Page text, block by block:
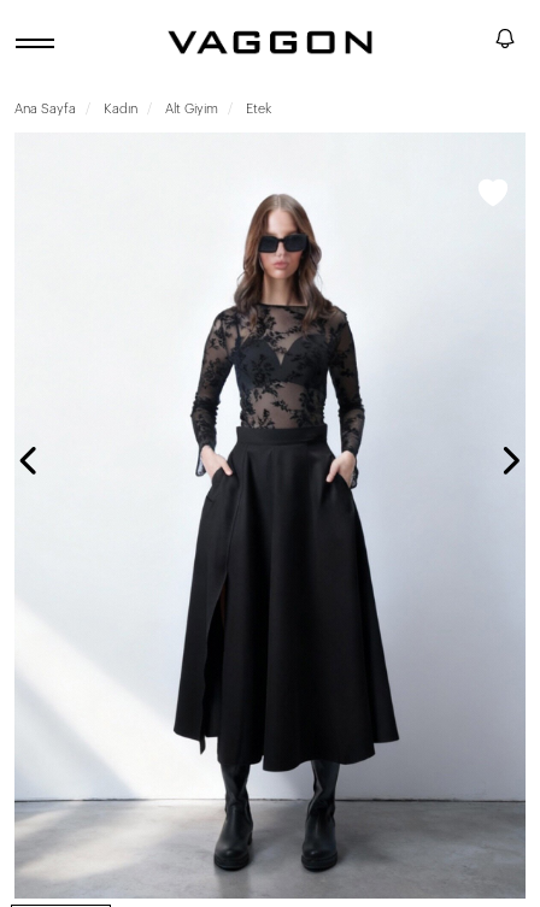
Ana Sayfa Kadın Alt Giyim Etek